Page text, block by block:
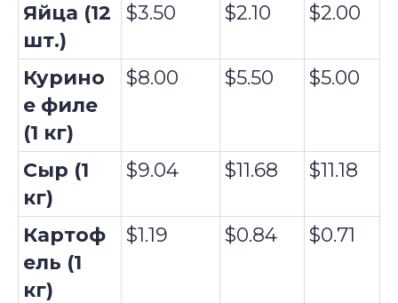
Яйца (12
шт.)
$3.50 $2.10 $2.00
Курино
е филе
(1 кг)
$8.00 $5.50 $5.00
Сыр (1
кг)
$9.04 $11.68 $11.18
Картоф
ель (1
кг)
$1.19 $0.84 $0.71